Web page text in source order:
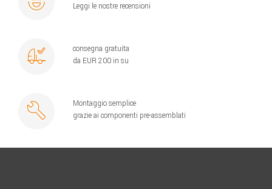
Leggi le nostre recensioni
consegna gratuita
da EUR 200 in su
Montaggio semplice
grazie ai componenti pre-assemblati